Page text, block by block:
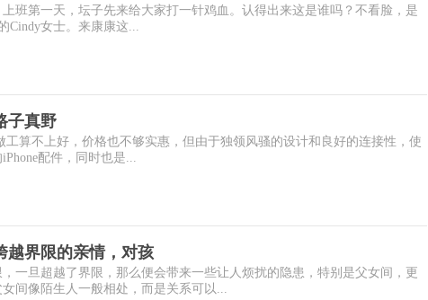
班第一天，坛子先来给大家打一针鸡血。认得出来这是谁吗？不看脸，是
Cindy女士。来康康这...
子真野
工算不上好，价格也不够实惠，但由于独领风骚的设计和良好的连接性，使
配件，同时也是...
越界限的亲情，对孩
一旦超越了界限，那么便会带来一些让人烦扰的隐患，特别是父女间，更
间像陌生人一般相处，而是关系可以...